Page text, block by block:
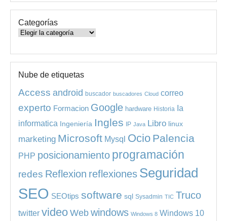
Categorías
Categorías
Nube de etiquetas
Access android buscador buscadores Cloud correo
experto Formacion Google hardware Historia Ia
informatica Ingeniería Ingles IP Java Libro linux
marketing Microsoft Mysql Ocio Palencia
PHP posicionamiento programación
redes Reflexion reflexiones Seguridad
SEO SEOtips software sql Sysadmin TIC Truco
twitter video Web windows Windows 8 Windows 10